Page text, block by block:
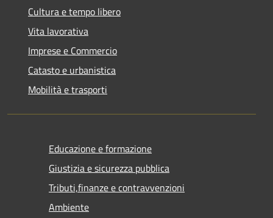
Cultura e tempo libero
Vita lavorativa
Imprese e Commercio
Catasto e urbanistica
Mobilità e trasporti
Educazione e formazione
Giustizia e sicurezza pubblica
Tributi,finanze e contravvenzioni
Ambiente